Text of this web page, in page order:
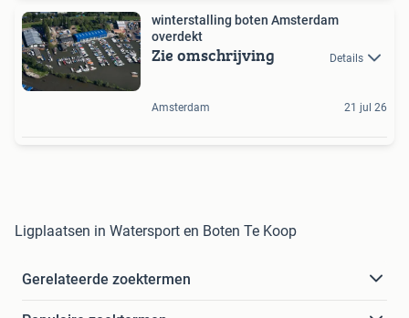
winterstalling boten Amsterdam
overdekt
Zie omschrijving Details
Amsterdam 21 jul 26
Ligplaatsen in Watersport en Boten Te Koop
Gerelateerde zoektermen